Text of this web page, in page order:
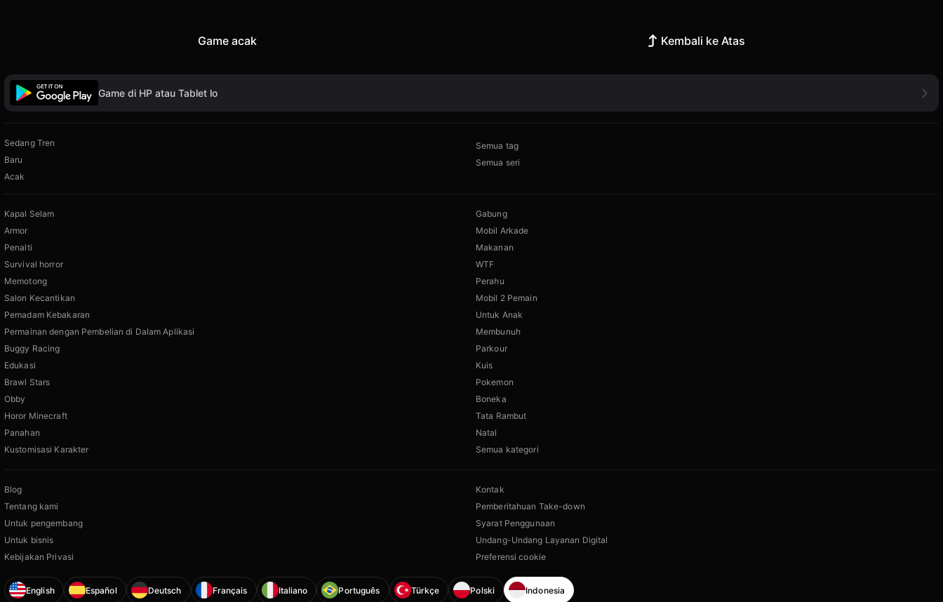
Game acak Kembali ke Atas
Game di HP atau Tablet lo
Sedang Tren
Baru
Acak
Semua tag
Semua seri
Kapal Selam
Armor
Penalti
Survival horror
Memotong
Salon Kecantikan
Pemadam Kebakaran
Permainan dengan Pembelian di Dalam Aplikasi
Buggy Racing
Edukasi
Brawl Stars
Obby
Horor Minecraft
Panahan
Kustomisasi Karakter
Gabung
Mobil Arkade
Makanan
WTF
Perahu
Mobil 2 Pemain
Untuk Anak
Membunuh
Parkour
Kuis
Pokemon
Boneka
Tata Rambut
Natal
Semua kategori
Blog
Tentang kami
Untuk pengembang
Untuk bisnis
Kebijakan Privasi
Kontak
Pemberitahuan Take-down
Syarat Penggunaan
Undang-Undang Layanan Digital
Preferensi cookie
English Español Deutsch Français Italiano Português Türkçe Polski Indonesia